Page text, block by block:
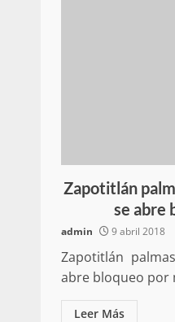
Zapotitlán
se abre
admin 9 abril 2018
Zapotitlán
abre bloqueo por
Leer Más